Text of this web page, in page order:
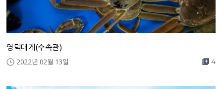
영덕대게(수족관)
2022년 02월 13일 4